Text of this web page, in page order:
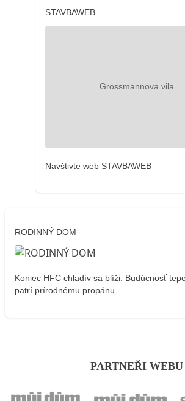
STAVBAWEB
Navštivte web STAVBAWEB
RODINNÝ DOM
Koniec HFC chladív sa blíži. Budúcnosť
patrí prírodnému propánu
PARTNEŘI WEBU